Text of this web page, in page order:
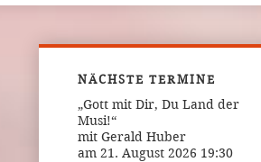
NÄCHSTE TERMINE
„Gott mit Dir, Du Land der
Musi!“
mit Gerald Huber
am 21. August 2026 19:30